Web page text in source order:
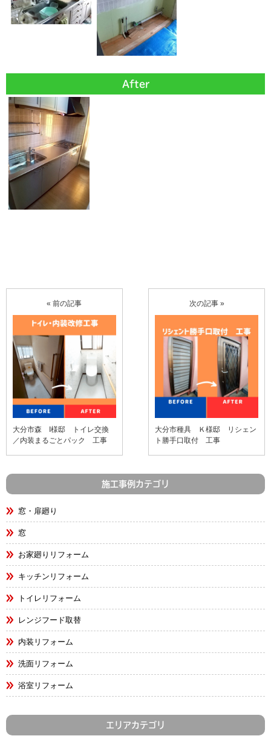
After
« 前の記事
大分市森 I様邸 トイレ交換
／内装まるごとパック 工事
次の記事 »
大分市種具 Ｋ様邸 リシェン
ト勝手口取付 工事
施工事例カテゴリ
窓・扉廻り
窓
お家廻りリフォーム
キッチンリフォーム
トイレリフォーム
レンジフード取替
内装リフォーム
洗面リフォーム
浴室リフォーム
エリアカテゴリ